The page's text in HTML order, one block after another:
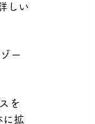
しい
ー
を
に拡